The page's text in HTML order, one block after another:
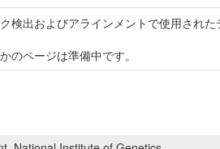
検出およびアラインメントで使用された
のページは準備中です。